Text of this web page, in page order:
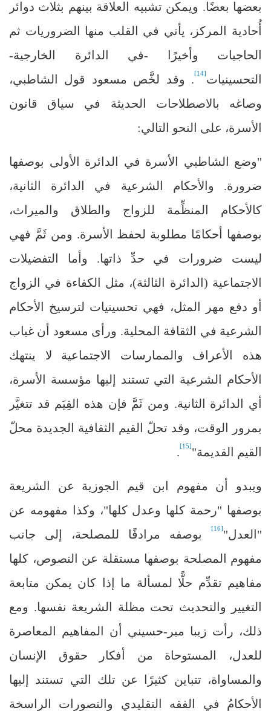
بعضها بعضًا. ويمكن تشبيه العلاقة بينهم بثلاث دوائر
أُحادية المركز، يأتي في القلب منها الضروريات ثم
الحاجيات وأخيرًا -في الدائرة الخارجية-
التحسينيات[14]
. وقد لخَّص مسعود قول الشاطبي،
وصاغه بالاصطلاحات الحديثة في سياق قانون
الأسرة، على النحو التالي:
"وضع الشاطبي الأسرة في الدائرة الأولى بوصفها
ضرورة. والأحكام الشرعية في الدائرة الثانية،
كالأحكام المنظِّمة للزواج والطلاق والميراث،
بوصفها أحكامًا مطلوبة لحفظ الأسرة. ومن ثَمَّ فهي
ليست ضرورات في حدِّ ذاتها. وأما التفضيلات
الاجتماعية (الدائرة الثالثة)، مثل الكفاءة في الزواج
أو دفع مهر المثل، فهي تحسينيات لترسيخ الأحكام
الشرعية في الثقافة المحلية. ورأى مسعود أن غياب
هذه الأعراف والممارسات الاجتماعية لا ينتهك
الأحكام الشرعية التي تستند إليها مؤسسة الأسرة،
أي الدائرة الثانية. ومن ثَمَّ فإن هذه القِيَم قد تتغيَّر
بمرور الوقت، وقد تحلّ القيم الثقافية الجديدة محلّ
القيم القديمة"[15]
.
ويبدو أن مفهوم ابن قيم الجوزية عن الشريعة
بوصفها "رحمة كلها وعدل كلها"، وكذا مفهومه عن
"العدل"[16]
بوصفه مرادفًا للمصلحة، إلى جانب
مفهوم المصلحة بوصفها مستقلة عن النصوص، كلها
مفاهيم تقدِّم حلًّا لمسألة ما إذا كان يمكن متابعة
التغيير والتحديث تحت مظلة الشريعة نفسها. ومع
ذلك، رأت زيبا مير-حسيني أن المفاهيم المعاصرة
للعدل، المستوحاة من أفكار حقوق الإنسان
والمساواة، تتباين كثيرًا عن تلك التي تستند إليها
الأحكامُ في الفقه التقليدي والتصورات الراسخة